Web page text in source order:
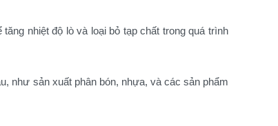
nhiệt độ lò và loại bỏ tạp chất trong quá trình
như sản xuất phân bón, nhựa, và các sản phẩm